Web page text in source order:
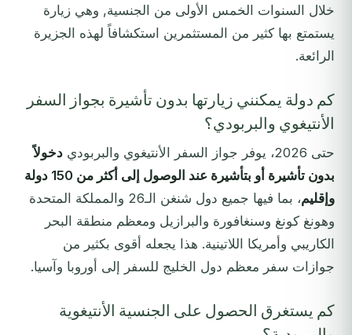
خلال السنوات الخمس الأولى من الجنسية, وهي زيارة
يستمتع بها كثير من المستثمرين استكشافاً لهذه الجزيرة
الرائعة.
كم دولة يمكنني زيارتها بدون تأشيرة بجواز السفر
الأنتيغوي والبربودي؟
حتى 2026، يوفر جواز السفر الأنتيغوي والبربودي
دخولاً
بدون تأشيرة أو بتأشيرة عند الوصول إلى أكثر من 150 دولة
وإقليم
، بما فيها جميع دول شنغن الـ26 والمملكة المتحدة
وهونغ كونغ وسنغافورة والبرازيل ومعظم منطقة البحر
الكاريبي وأمريكا اللاتينية. هذا يجعله أقوى بكثير من
جوازات سفر معظم دول الخليج للسفر إلى أوروبا وآسيا.
كم يستغرق الحصول على الجنسية الأنتيغوية